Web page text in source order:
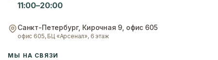
11:00–20:00
Санкт-Петербург, Кирочная 9, офис 605
офис 605, БЦ «Арсенал», 6 этаж
МЫ НА СВЯЗИ